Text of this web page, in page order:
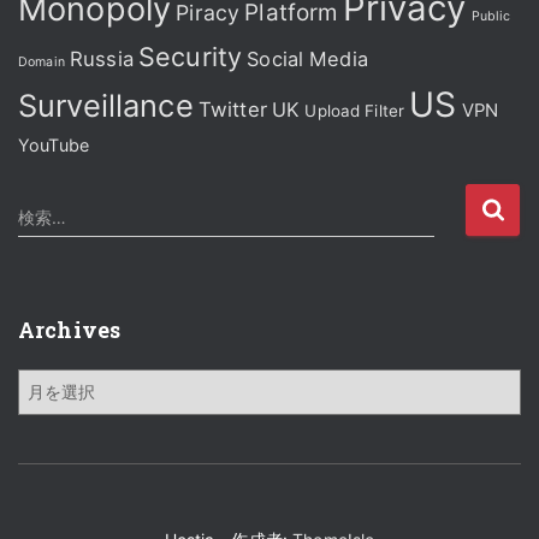
Monopoly Piracy Platform Public
Domain Russia Security Social Media
Surveillance Twitter UK Upload Filter US VPN
YouTube
検
索
検索…
Archives
h